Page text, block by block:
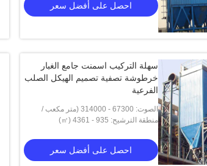
احصل على أفضل سعر
سهلة التركيب اسمنت جامع الغبار
خرطوشة تصفية تصميم الهيكل الصلب
الفرعية
الصوت: 67300 - 314000 (متر مكعب /
ساعة)
منطقة الترشيح: 935 - 4361 (㎡)
احصل على أفضل سعر